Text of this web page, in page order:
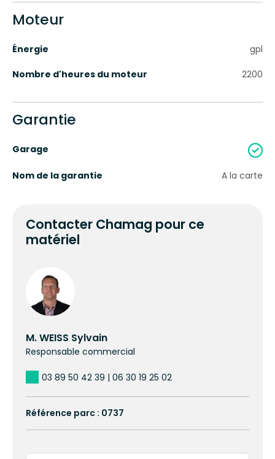
Moteur
Énergie gpl
Nombre d'heures du moteur 2200
Garantie
Garage
Nom de la garantie A la carte
Contacter Chamag pour ce
matériel
M. WEISS Sylvain
Responsable commercial
03 89 50 42 39 | 06 30 19 25 02
Référence parc : 0737